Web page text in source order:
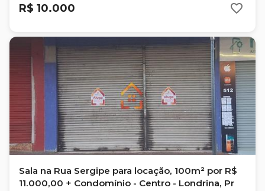
R$ 10.000
Sala na Rua Sergipe para locação, 100m² por R$
11.000,00 + Condomínio - Centro - Londrina, Pr